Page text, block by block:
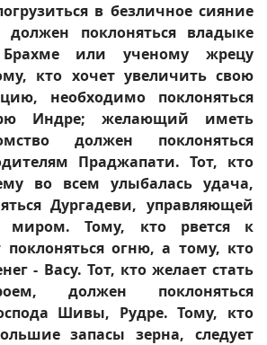
в безличное сияние
должен поклоняться владыке
или ученому жрецу
кто хочет увеличить свою
необходимо поклоняться
Индре; желающий иметь
должен поклоняться
Праджапати. Тот, кто
во всем улыбалась удача,
Дургадеви, управляющей
миром. Тому, кто рвется к
поклоняться огню, а тому, кто
- Васу. Тот, кто желает стать
должен поклоняться
Шивы, Рудре. Тому, кто
запасы зерна, следует